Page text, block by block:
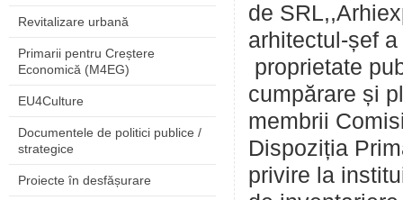
Revitalizare urbană
Primarii pentru Creștere
Economică (M4EG)
EU4Culture
Documentele de politici publice /
strategice
Proiecte în desfășurare
de
arhitectul-șef
proprietate
cumpărare și
membrii
Dispoziția
privire la